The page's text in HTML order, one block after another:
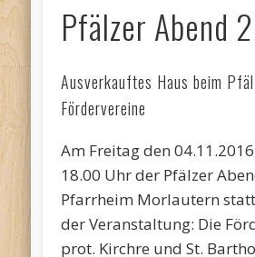
Pfälzer Abend
Ausverkauftes Haus beim
Fördervereine
Am Freitag den
18.00 Uhr der Pfälzer
Pfarrheim Morlautern
der Veranstaltung: Die
prot. Kirchre und St.